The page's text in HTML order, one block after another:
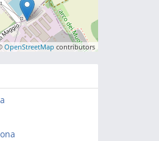
OpenStreetMap contributors